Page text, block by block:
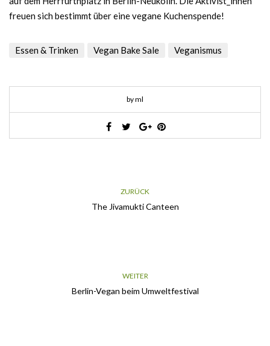
freuen sich bestimmt über eine vegane Kuchenspende!
Essen & Trinken Vegan Bake Sale Veganismus
by ml
ZURÜCK
The Jivamukti Canteen
WEITER
Berlin-Vegan beim Umweltfestival